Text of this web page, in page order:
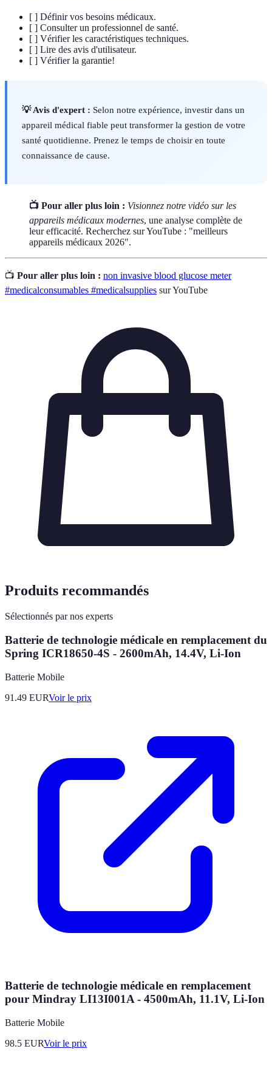
[ ] Définir vos besoins médicaux.
[ ] Consulter un professionnel de santé.
[ ] Vérifier les caractéristiques techniques.
[ ] Lire des avis d'utilisateur.
[ ] Vérifier la garantie!
💡 Avis d'expert : Selon notre expérience, investir dans un
appareil médical fiable peut transformer la gestion de votre
santé quotidienne. Prenez le temps de choisir en toute
connaissance de cause.
📺 Pour aller plus loin : Visionnez notre vidéo sur les
appareils médicaux modernes, une analyse complète de
leur efficacité. Recherchez sur YouTube : "meilleurs
appareils médicaux 2026".
📺 Pour aller plus loin : non invasive blood glucose meter
#medicalconsumables #medicalsupplies sur YouTube
Produits recommandés
Sélectionnés par nos experts
Batterie de technologie médicale en remplacement du
Spring ICR18650-4S - 2600mAh, 14.4V, Li-Ion
Batterie Mobile
91.49 EURVoir le prix
Batterie de technologie médicale en remplacement
pour Mindray LI13I001A - 4500mAh, 11.1V, Li-Ion
Batterie Mobile
98.5 EURVoir le prix